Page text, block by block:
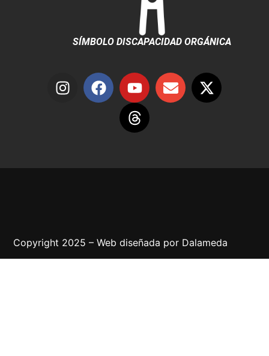
SÍMBOLO DISCAPACIDAD ORGÁNICA
Copyright 2025 – Web diseñada por Dalameda